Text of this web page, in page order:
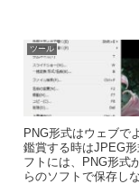
ツール
PNG形式はウェブで
鑑賞する時はJPEG
フトには、PNG形式
らのソフトで保存し